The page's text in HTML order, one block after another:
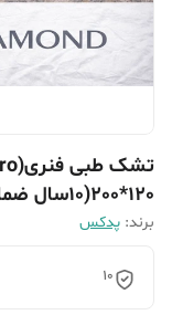
120*200(10سال ضمانت)
برند: پدکس
10